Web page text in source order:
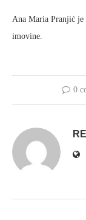
Ana Maria Pranjić
imovine.
0